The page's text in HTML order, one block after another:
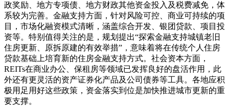
政奖励、地方专项债、地方财政其他资金投入及税费减免，体
系较为完善。金融支持方面，针对风险可控、商业可持续的项
目，市场化融资模式清晰，涵盖综合开发、银团贷款、项目投
资等。特别值得关注的是，规划提出“探索金融支持城镇老旧
住房更新、原拆原建的有效举措”，意味着将在传统个人住房
贷款基础上培育新的住房金融支持方式。社会资本方面，
REITs在商业办公、保租房等领域已发挥良好的盘活作用，此
外还有更灵活的资产证券化产品及公司债券等工具。各地应积
极用足用好这些政策，资金落实到位是加快推进城市更新的重
要支撑。